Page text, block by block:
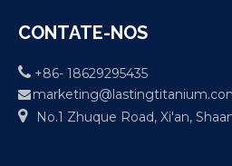
CONTATE-NOS
 +86- 18629295435


No.1 Zhuque Road, Xi'an,